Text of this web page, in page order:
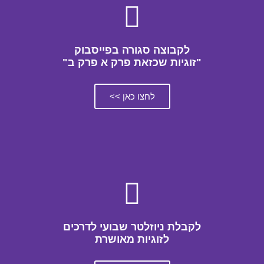
לקבוצה סגורה בפייסבוק
"זוגיות שכזאת פרק א פרק ב"
לחצו כאן >>
לקבלת ניוזלטר שבועי לדרכים
לזוגיות מאושרת